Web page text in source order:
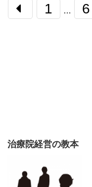
1 … 6
治療院経営の教本